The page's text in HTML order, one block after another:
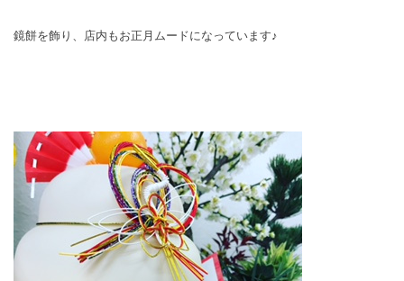
鏡餅を飾り、店内もお正月ムードになっています♪